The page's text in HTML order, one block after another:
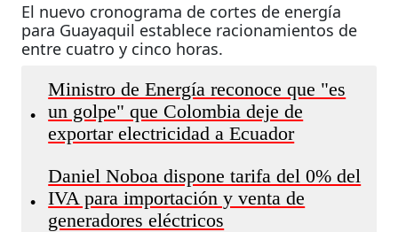
El nuevo cronograma de cortes de energía
para Guayaquil establece racionamientos de
entre cuatro y cinco horas.
•
Ministro de Energía reconoce que "es
un golpe" que Colombia deje de
exportar electricidad a Ecuador
•
Daniel Noboa dispone tarifa del 0% del
IVA para importación y venta de
generadores eléctricos